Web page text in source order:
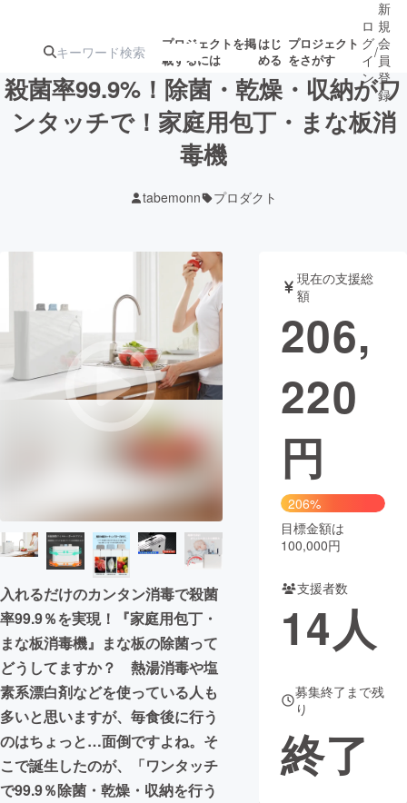
プロジェクトを掲
載するには
はじ
める
プロジェクト
をさがす
注目の新着プロ募集終了が近いプ
テクノロジー・ガジェット
映像・映画 書籍・雑誌
ビジネス・起業 チャレンジ
まちづくり・地域活性化
CAMPFIRE for Social Good CAMPFIRE Creation
CAMPFIREふるさと納税machi-ya コミュニティ
ロ
グ
イ
ン
/
新
規
会
員
登
録
殺菌率99.9%！除菌・乾燥・収納がワ
ンタッチで！家庭用包丁・まな板消
毒機
tabemonn プロダクト
入れるだけのカンタン消毒で殺菌
率99.9％を実現！『家庭用包丁・
まな板消毒機』まな板の除菌って
どうしてますか？ 熱湯消毒や塩
素系漂白剤などを使っている人も
多いと思いますが、毎食後に行う
のはちょっと…面倒ですよね。そ
こで誕生したのが、「ワンタッチ
で99.9％除菌・乾燥・収納を行う
現在の支援総
額
206,
220
円
206%
目標金額は
100,000円
支援者数
14人
募集終了まで残
り
終了